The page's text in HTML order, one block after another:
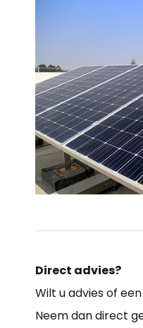
Direct advies?
Wilt u advies of
Neem dan direct